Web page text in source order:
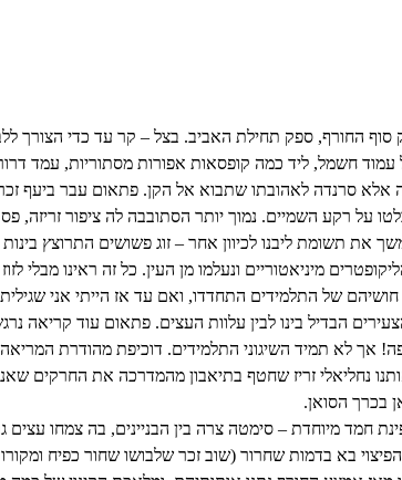
סוף החורף, ספק תחילת האביב. בצל – קר עד כדי
חשמל, ליד כמה קופסאות אפורות מסתוריות, עמד
אלא סרנדה לאהובתו שתבוא אל הקן. פתאום עבר ביעף
על רקע השמיים. נמוך יותר הסתובבה לה ציפור זריזה,
את תשומת ליבנו לכיוון אחר – זוג פשושים התרוצץ
מיניאטוריים ונעלמו מן העין. כל זה ראינו מבלי
חושיהם של התלמידים התחדדו, ואם עד אז הייתי אני
הבדיל בינו לבין עלוות העצים. פתאום עוד קריאה
אך לא תמיד השיגוני התלמידים. דוכיפת מהודרת
אותנו נחליאלי זריז שחטף בתיאבון מהמדרכה את החרקים
בכרך הסואן.
חמד מיוחדת – סימטה צרה בין הבניינים, בה צמחו
הפיצוי בא בדמות שחרור (שוב זכר שלבושו שחור כפיח